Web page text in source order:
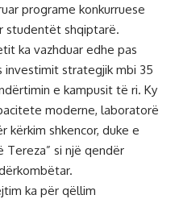
programe konkurruese
studentët shqiptarë.
ka vazhduar edhe pas
investimit strategjik mbi 35
e kampusit të ri. Ky
moderne, laboratorë
kërkim shkencor, duke e
Tereza” si një qendër
ka për qëllim